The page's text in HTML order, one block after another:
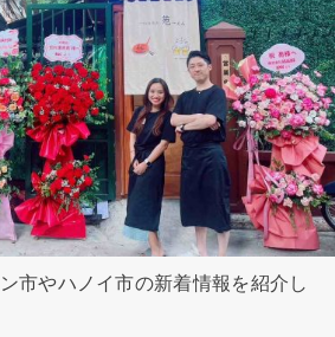
市やハノイ市の新着情報を紹介し